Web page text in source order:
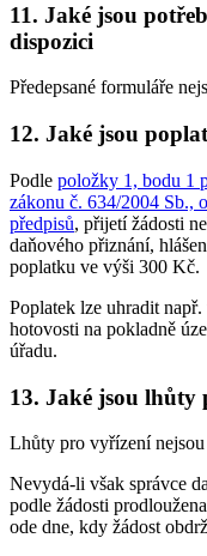
11. Jaké jsou
dispozici
Předepsané formuláře
12. Jaké jsou
Podle položky 1, bodu 1
zákonu č. 634/2004 Sb.,
předpisů, přijetí žádosti
daňového přiznání,
poplatku ve výši 300 Kč.
Poplatek lze uhradit
hotovosti na pokladně
úřadu.
13. Jaké jsou lhůty
Lhůty pro vyřízení nejsou
Nevydá-li však správce
podle žádosti
ode dne, kdy žádost